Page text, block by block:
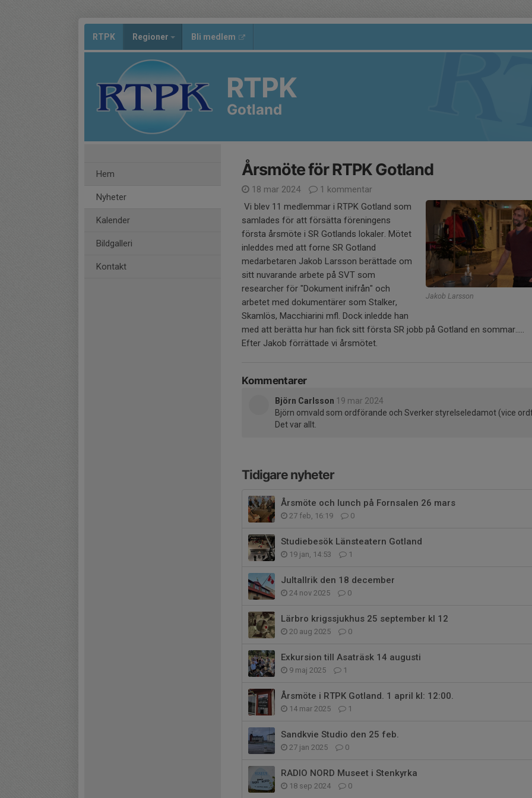
RTPK Regioner Bli medlem
RTPK
Gotland
Hem
Nyheter
Kalender
Bildgalleri
Kontakt
Årsmöte för RTPK Gotland
18 mar 2024 1 kommentar
Jakob Larsson
Vi blev 11 medlemmar i RTPK Gotland som
samlades för att försätta föreningens
första årsmöte i SR Gotlands lokaler. Mötet
inleddes med att forne SR Gotland
medarbetaren Jakob Larsson berättade om
sitt nuvarande arbete på SVT som
researcher för "Dokument inifrån" och
arbetet med dokumentärer som Stalker,
Skamlös, Macchiarini mfl. Dock inledde han
med att berätta hur han fick sitt första SR jobb på Gotland en sommar.....
Efter Jakob förrättade vi årsmötet.
Kommentarer
Björn Carlsson 19 mar 2024
Björn omvald som ordförande och Sverker styrelseledamot (vice
Det var allt.
Tidigare nyheter
Årsmöte och lunch på Fornsalen 26 mars
27 feb, 16:19 0
Studiebesök Länsteatern Gotland
19 jan, 14:53 1
Jultallrik den 18 december
24 nov 2025 0
Lärbro krigssjukhus 25 september kl 12
20 aug 2025 0
Exkursion till Asaträsk 14 augusti
9 maj 2025 1
Årsmöte i RTPK Gotland. 1 april kl: 12:00.
14 mar 2025 1
Sandkvie Studio den 25 feb.
27 jan 2025 0
RADIO NORD Museet i Stenkyrka
18 sep 2024 0